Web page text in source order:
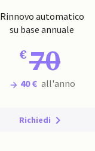
Rinnovo automatico
su base annuale
70
40 € all'anno
Richiedi